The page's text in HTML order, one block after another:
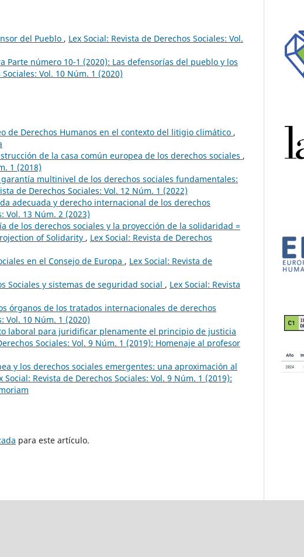
del Pueblo , Lex Social: Revista de Derechos Sociales: Vol.
Parte número 10-1 (2020): Las defensorías del pueblo y los
Vol. 10 Núm. 1 (2020)
de Derechos Humanos en el contexto del litigio climático ,
de la casa común europea de los derechos sociales ,
1 (2018)
multinivel de los derechos sociales fundamentales:
de Derechos Sociales: Vol. 12 Núm. 1 (2022)
adecuada y derecho internacional de los derechos
Vol. 13 Núm. 2 (2023)
de los derechos sociales y la proyección de la solidaridad =
of Solidarity , Lex Social: Revista de Derechos
en el Consejo de Europa , Lex Social: Revista de
Sociales y sistemas de seguridad social , Lex Social: Revista
órganos de los tratados internacionales de derechos
Vol. 10 Núm. 1 (2020)
laboral para juridificar plenamente el principio de justicia
Sociales: Vol. 9 Núm. 1 (2019): Homenaje al profesor
y los derechos sociales emergentes: una aproximación al
Social: Revista de Derechos Sociales: Vol. 9 Núm. 1 (2019):
para este artículo.